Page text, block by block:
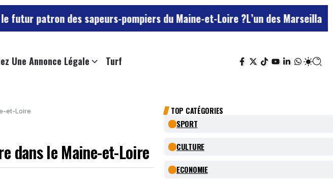
des sapeurs-pompiers du Maine-et-Loire ?L’un des Marseillais
Une Annonce Légale Turf
et-Loire
dans le Maine-et-Loire
TOP CATÉGORIES
SPORT
CULTURE
ECONOMIE